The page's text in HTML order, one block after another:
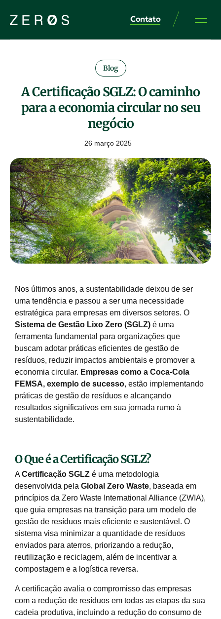
Contato
Blog
A Certificação SGLZ: O caminho
para a economia circular no seu
negócio
26 março 2025
Nos últimos anos, a sustentabilidade deixou de ser
uma tendência e passou a ser uma necessidade
estratégica para empresas em diversos setores. O
Sistema de Gestão Lixo Zero (SGLZ) é uma
ferramenta fundamental para organizações que
buscam adotar práticas eficientes de gestão de
resíduos, reduzir impactos ambientais e promover a
economia circular. Empresas como a Coca-Cola
FEMSA, exemplo de sucesso, estão implementando
práticas de gestão de resíduos e alcançando
resultados significativos em sua jornada rumo à
sustentabilidade.
O Que é a Certificação SGLZ?
A Certificação SGLZ é uma metodologia
desenvolvida pela Global Zero Waste, baseada em
princípios da Zero Waste International Alliance (ZWIA),
que guia empresas na transição para um modelo de
gestão de resíduos mais eficiente e sustentável. O
sistema visa minimizar a quantidade de resíduos
enviados para aterros, priorizando a redução,
reutilização e reciclagem, além de incentivar a
compostagem e a logística reversa.
A certificação avalia o compromisso das empresas
com a redução de resíduos em todas as etapas da sua
cadeia produtiva, incluindo a redução do consumo de